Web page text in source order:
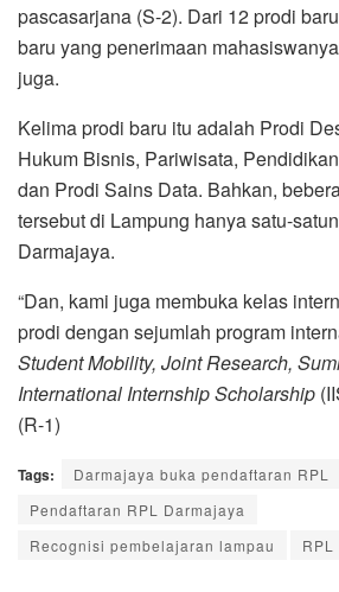
pascasarjana (S-2). Dari 12 prodi
baru yang penerimaan
juga.
Kelima prodi baru itu adalah Prodi
Hukum Bisnis, Pariwisata,
dan Prodi Sains Data. Bahkan,
tersebut di Lampung hanya satu-
Darmajaya.
“Dan, kami juga membuka kelas
prodi dengan sejumlah program
Student Mobility, Joint Research,
International Internship Scholarship
(R-1)
Tags:
Darmajaya buka pendaftaran RPL
Pendaftaran RPL Darmajaya
Recognisi pembelajaran lampau
RPL